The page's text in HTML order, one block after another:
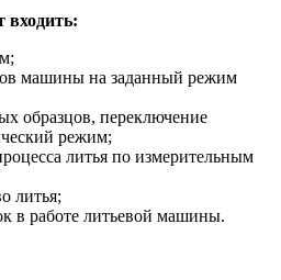
входить:
машины на заданный режим
образцов, переключение
режим;
литья по измерительным
литья;
в работе литьевой машины.